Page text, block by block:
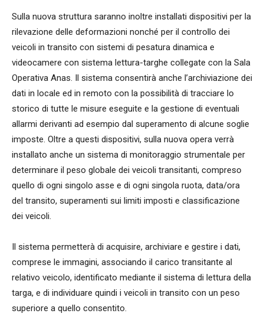
Sulla nuova struttura saranno inoltre installati dispositivi per la
rilevazione delle deformazioni nonché per il controllo dei
veicoli in transito con sistemi di pesatura dinamica e
videocamere con sistema lettura-targhe collegate con la Sala
Operativa Anas. Il sistema consentirà anche l’archiviazione dei
dati in locale ed in remoto con la possibilità di tracciare lo
storico di tutte le misure eseguite e la gestione di eventuali
allarmi derivanti ad esempio dal superamento di alcune soglie
imposte. Oltre a questi dispositivi, sulla nuova opera verrà
installato anche un sistema di monitoraggio strumentale per
determinare il peso globale dei veicoli transitanti, compreso
quello di ogni singolo asse e di ogni singola ruota, data/ora
del transito, superamenti sui limiti imposti e classificazione
dei veicoli.
Il sistema permetterà di acquisire, archiviare e gestire i dati,
comprese le immagini, associando il carico transitante al
relativo veicolo, identificato mediante il sistema di lettura della
targa, e di individuare quindi i veicoli in transito con un peso
superiore a quello consentito.